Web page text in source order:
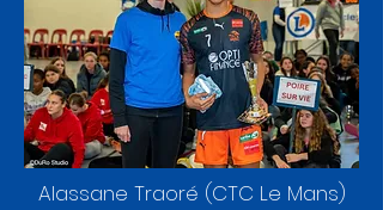
Alassane Traoré (CTC Le Mans)